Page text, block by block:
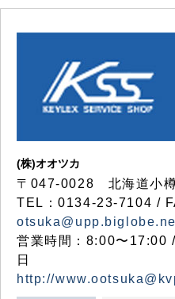
(株)オオツカ
〒047-0028 北海道小
TEL：0134-23-7104 /
営業時間：8:00〜17:00
日
http://